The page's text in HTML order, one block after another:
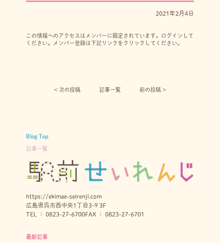
2021年2月4日
この情報へのアクセスはメンバーに限定されています。ログインして
ください。メンバー登録は下記リンクをクリックしてください。
< 次の投稿︎ 記事一覧 前の投稿 >
Blog Top
記事一覧
https://ekimae-seirenji.com
広島県呉市西中央1丁目3-9 3F
TEL ： 0823-27-6700FAX ： 0823-27-6701
最新記事